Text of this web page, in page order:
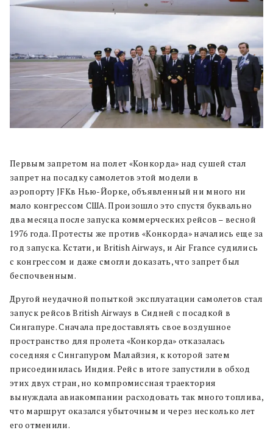
Первым запретом на полет «Конкорда» над сушей стал
запрет на посадку самолетов этой модели в
аэропорту JFKв Нью-Йорке, объявленный ни много ни
мало конгрессом США. Произошло это спустя буквально
два месяца после запуска коммерческих рейсов – весной
1976 года. Протесты же против «Конкорда» начались еще за
год запуска. Кстати, и British Airways, и Air France судились
с конгрессом и даже смогли доказать, что запрет был
беспочвенным.
Другой неудачной попыткой эксплуатации самолетов стал
запуск рейсов British Airways в Сидней с посадкой в
Сингапуре. Сначала предоставлять свое воздушное
пространство для пролета «Конкорда» отказалась
соседняя с Сингапуром Малайзия, к которой затем
присоединилась Индия. Рейс в итоге запустили в обход
этих двух стран, но компромиссная траектория
вынуждала авиакомпании расходовать так много топлива,
что маршрут оказался убыточным и через несколько лет
его отменили.